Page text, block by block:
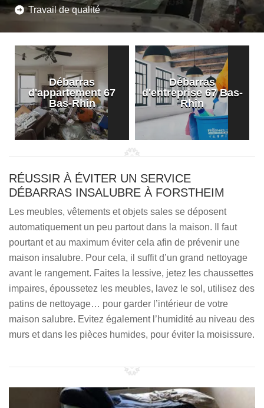
Travail de qualité
Débarras
d'appartement 67
Bas-Rhin
Débarras
d'entreprise 67 Bas-
Rhin
RÉUSSIR À ÉVITER UN SERVICE
DÉBARRAS INSALUBRE À FORSTHEIM
Les meubles, vêtements et objets sales se déposent
automatiquement un peu partout dans la maison. Il faut
pourtant et au maximum éviter cela afin de prévenir une
maison insalubre. Pour cela, il suffit d’un grand nettoyage
avant le rangement. Faites la lessive, jetez les chaussettes
impaires, époussetez les meubles, lavez le sol, utilisez des
patins de nettoyage… pour garder l’intérieur de votre
maison salubre. Evitez également l’humidité au niveau des
murs et dans les pièces humides, pour éviter la moisissure.